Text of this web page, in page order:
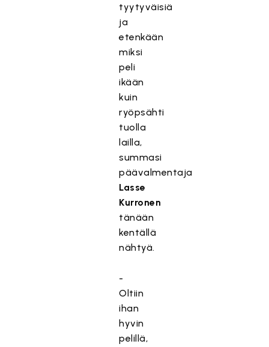
tyytyväisiä
ja
etenkään
miksi
peli
ikään
kuin
ryöpsähti
tuolla
lailla,
summasi
päävalmentaja
Lasse
Kurronen
tänään
kentällä
nähtyä.
-
Oltiin
ihan
hyvin
pelillä,